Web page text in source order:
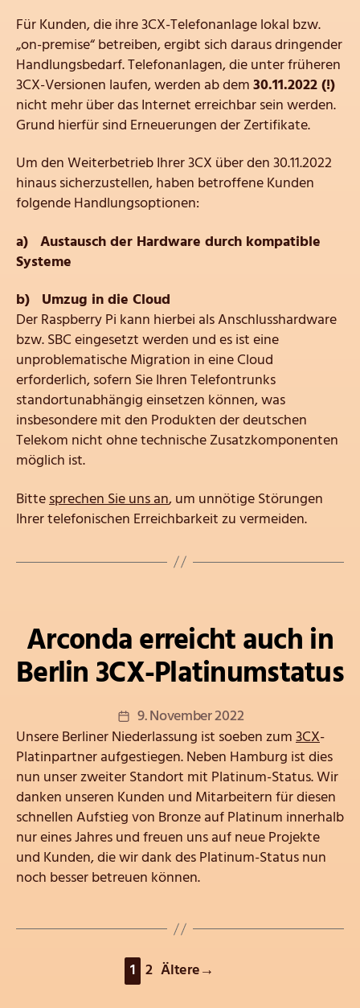
Für Kunden, die ihre 3CX-Telefonanlage lokal bzw.
„on-premise“ betreiben, ergibt sich daraus dringender
Handlungsbedarf. Telefonanlagen, die unter früheren
3CX-Versionen laufen, werden ab dem30.11.2022 (!)
nicht mehr über das Internet erreichbar sein werden.
Grund hierfür sind Erneuerungen der Zertifikate.
Um den Weiterbetrieb Ihrer 3CX über den 30.11.2022
hinaus sicherzustellen, haben betroffene Kunden
folgende Handlungsoptionen:
a) Austausch der Hardware durch kompatible
Systeme
b) Umzug in die Cloud
Der Raspberry Pi kann hierbei als Anschlusshardware
bzw. SBC eingesetzt werden und es ist eine
unproblematische Migration in eine Cloud
erforderlich, sofern Sie Ihren Telefontrunks
standortunabhängig einsetzen können, was
insbesondere mit den Produkten der deutschen
Telekom nicht ohne technische Zusatzkomponenten
möglich ist.
Bittesprechen Sie uns an, um unnötige Störungen
Ihrer telefonischen Erreichbarkeit zu vermeiden.
Arconda erreicht auch in
Berlin 3CX-Platinumstatus
Veröffentlichungsdatum
9. November 2022
Unsere Berliner Niederlassung ist soeben zum3CX-
Platinpartner aufgestiegen. Neben Hamburg ist dies
nun unser zweiter Standort mit Platinum-Status. Wir
danken unseren Kunden und Mitarbeitern für diesen
schnellen Aufstieg von Bronze auf Platinum innerhalb
nur eines Jahres und freuen uns auf neue Projekte
und Kunden, die wir dank des Platinum-Status nun
noch besser betreuen können.
Seitennummerierung
1 2 Ältere→